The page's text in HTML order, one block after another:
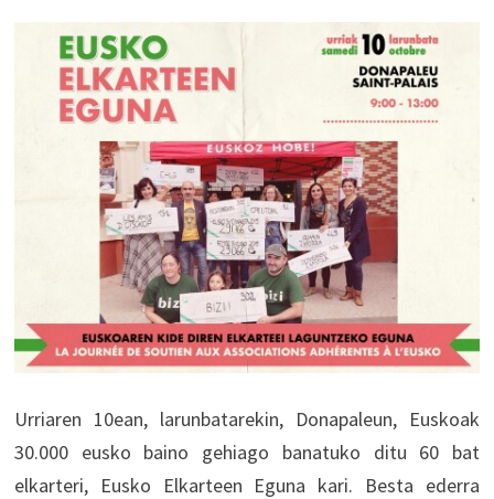
Urriaren 10ean, larunbatarekin, Donapaleun, Euskoak
30.000 eusko baino gehiago banatuko ditu 60 bat
elkarteri, Eusko Elkarteen Eguna kari. Besta ederra